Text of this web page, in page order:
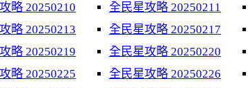
略 20250210
全民星攻略 20250211
略 20250213
全民星攻略 20250217
略 20250219
全民星攻略 20250220
略 20250225
全民星攻略 20250226